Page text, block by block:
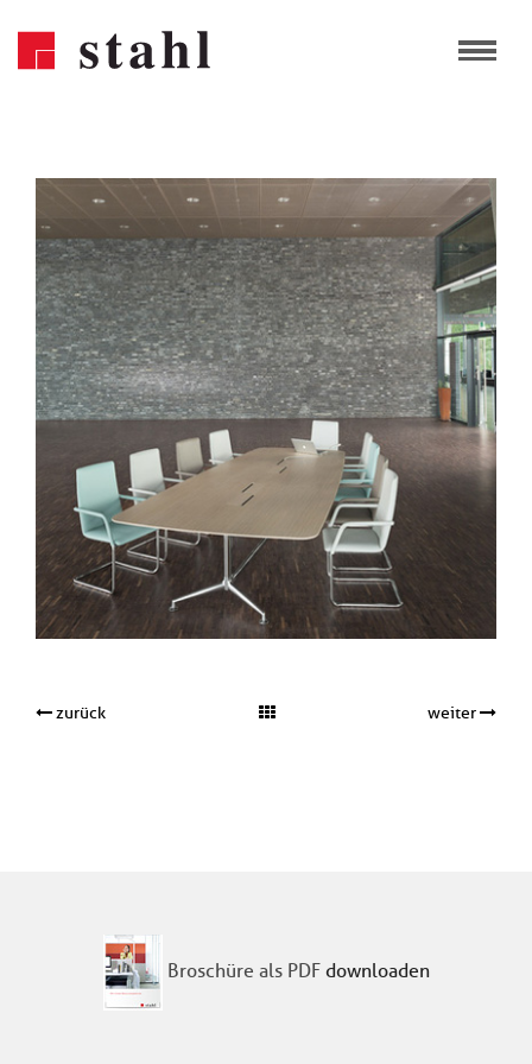
zurück weiter
Broschüre als PDF downloaden